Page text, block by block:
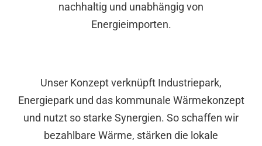
nachhaltig und unabhängig von
Energieimporten.
Unser Konzept verknüpft Industriepark,
Energiepark und das kommunale Wärmekonzept
und nutzt so starke Synergien. So schaffen wir
bezahlbare Wärme, stärken die lokale